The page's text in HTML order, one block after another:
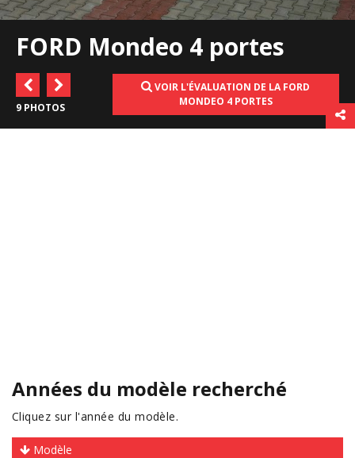
FORD Mondeo 4 portes
9 PHOTOS
VOIR L'ÉVALUATION DE LA FORD
MONDEO 4 PORTES
Années du modèle recherché
Cliquez sur l'année du modèle.
Modèle